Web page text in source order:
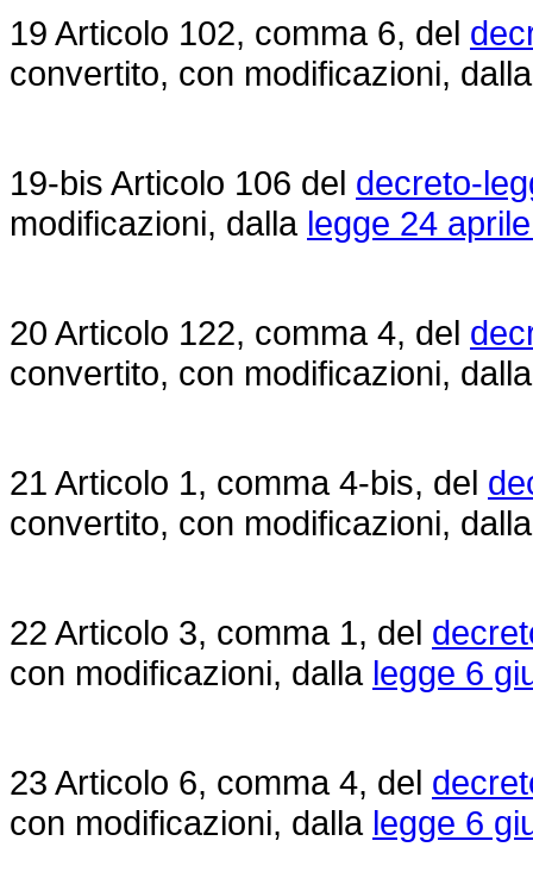
19 Articolo 102, comma 6, del
convertito, con modificazioni,
19-bis Articolo 106 del decreto-
modificazioni, dalla legge 24
20 Articolo 122, comma 4, del
convertito, con modificazioni,
21 Articolo 1, comma 4-bis, del
convertito, con modificazioni,
22 Articolo 3, comma 1, del
con modificazioni, dalla legge 6
23 Articolo 6, comma 4, del
con modificazioni, dalla legge 6